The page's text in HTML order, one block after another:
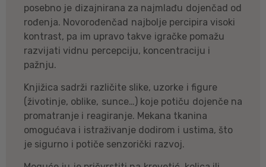
posebno je dizajnirana za najmlađu dojenčad od
rođenja. Novorođenčad najbolje percipira visoki
kontrast, pa im upravo takve igračke pomažu
razvijati vidnu percepciju, koncentraciju i
pažnju.
Knjižica sadrži različite slike, uzorke i figure
(životinje, oblike, sunce…) koje potiču dojenče na
promatranje i reagiranje. Mekana tkanina
omogućava i istraživanje dodirom i ustima, što
je sigurno i potiče senzorički razvoj.